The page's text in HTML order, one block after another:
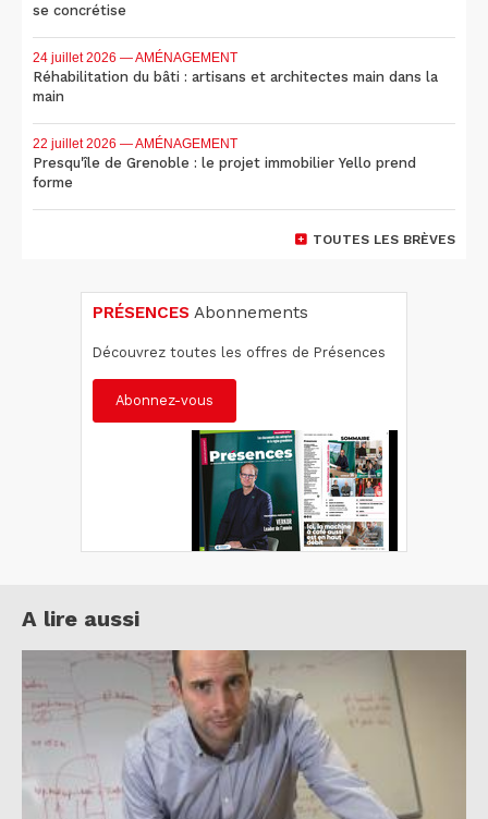
se concrétise
24 juillet 2026 — AMÉNAGEMENT
Réhabilitation du bâti : artisans et architectes main dans la
main
22 juillet 2026 — AMÉNAGEMENT
Presqu'île de Grenoble : le projet immobilier Yello prend
forme
TOUTES LES BRÈVES
PRÉSENCES Abonnements
Découvrez toutes les offres de Présences
Abonnez-vous
A lire aussi